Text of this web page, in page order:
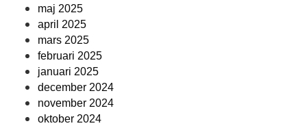
maj 2025
april 2025
mars 2025
februari 2025
januari 2025
december 2024
november 2024
oktober 2024